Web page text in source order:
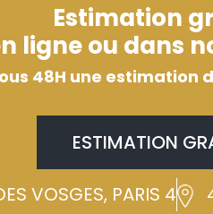
Estimation
ligne ou dans
48H une
ESTIMATION
VOSGES, PARIS 4